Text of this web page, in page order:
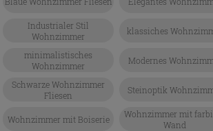
Industrialer Stil
Wohnzimmer
klassiches
minimalistisches
Wohnzimmer
Modernes
Schwarze Wohnzimmer
Fliesen
Steinoptik
Wohnzimmer mit Boiserie
Wohnzimmer mit
Wand